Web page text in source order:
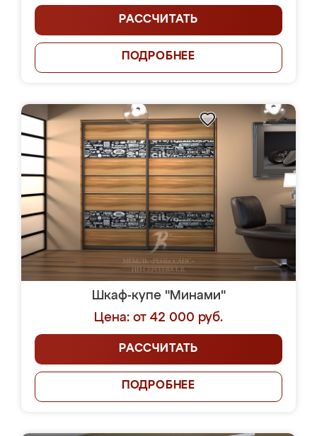
РАССЧИТАТЬ
ПОДРОБНЕЕ
Шкаф-купе "Минами"
Цена: от 42 000 руб.
РАССЧИТАТЬ
ПОДРОБНЕЕ